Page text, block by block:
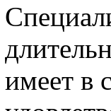
имеет в